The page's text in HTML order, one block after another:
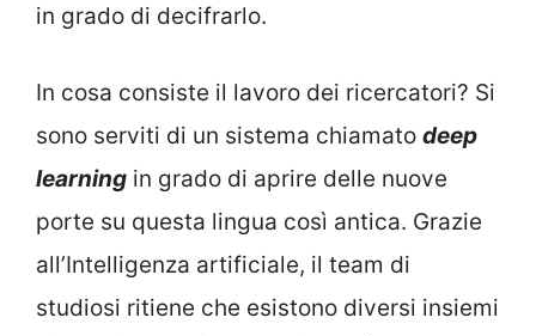
in grado di decifrarlo.
In cosa consiste il lavoro dei ricercatori? Si
sono serviti di un sistema chiamato deep
learning in grado di aprire delle nuove
porte su questa lingua così antica. Grazie
all’Intelligenza artificiale, il team di
studiosi ritiene che esistono diversi insiemi